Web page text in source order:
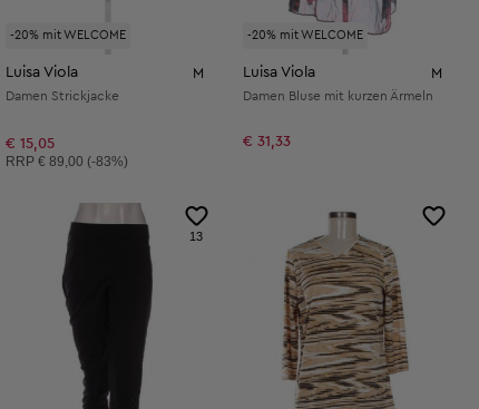
-20% mit WELCOME
Luisa Viola M
Damen Strickjacke
€ 15,05
Unverbindliche Preisempfehlung:
RRP € 89,00 (-83%)
-20% mit WELCOME
Luisa Viola M
Damen Bluse mit kurzen Ärmeln
€ 31,33
13